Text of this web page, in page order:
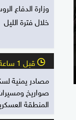
خلال فترة الليل
l قبل 1 ساعة
مصادر يمنية
صواريخ
المنطقة